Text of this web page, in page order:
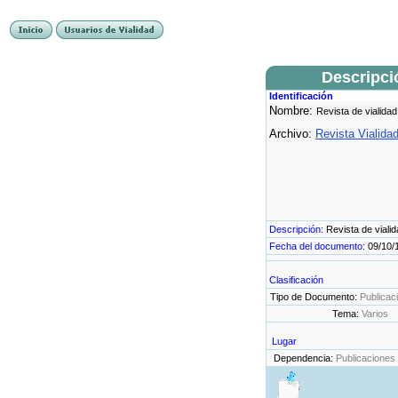
Identificación
Nombre: Revista de
Archivo: Revista
Descripción: Revista de
Fecha del documento: 09/10/
Clasificación
Tipo de Documento:
Tema: Varios
Lugar
Dependencia: Publicaciones